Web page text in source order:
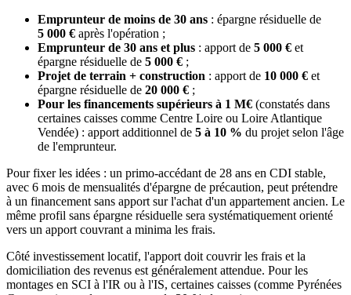
Emprunteur de moins de 30 ans : épargne résiduelle de
5 000 € après l'opération ;
Emprunteur de 30 ans et plus : apport de 5 000 € et
épargne résiduelle de 5 000 € ;
Projet de terrain + construction : apport de 10 000 € et
épargne résiduelle de 20 000 € ;
Pour les financements supérieurs à 1 M€ (constatés dans
certaines caisses comme Centre Loire ou Loire Atlantique
Vendée) : apport additionnel de 5 à 10 % du projet selon l'âge
de l'emprunteur.
Pour fixer les idées : un primo-accédant de 28 ans en CDI stable,
avec 6 mois de mensualités d'épargne de précaution, peut prétendre
à un financement sans apport sur l'achat d'un appartement ancien. Le
même profil sans épargne résiduelle sera systématiquement orienté
vers un apport couvrant a minima les frais.
Côté investissement locatif, l'apport doit couvrir les frais et la
domiciliation des revenus est généralement attendue. Pour les
montages en SCI à l'IR ou à l'IS, certaines caisses (comme Pyrénées